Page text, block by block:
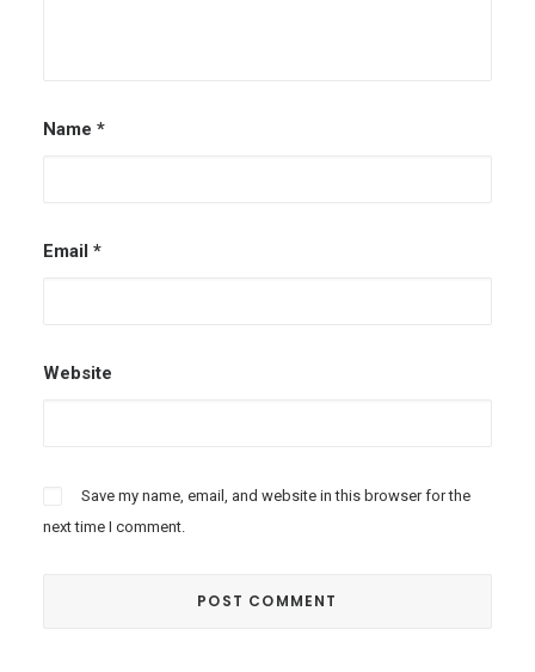
Name *
Email *
Website
Save my name, email, and website in this browser for the
next time I comment.